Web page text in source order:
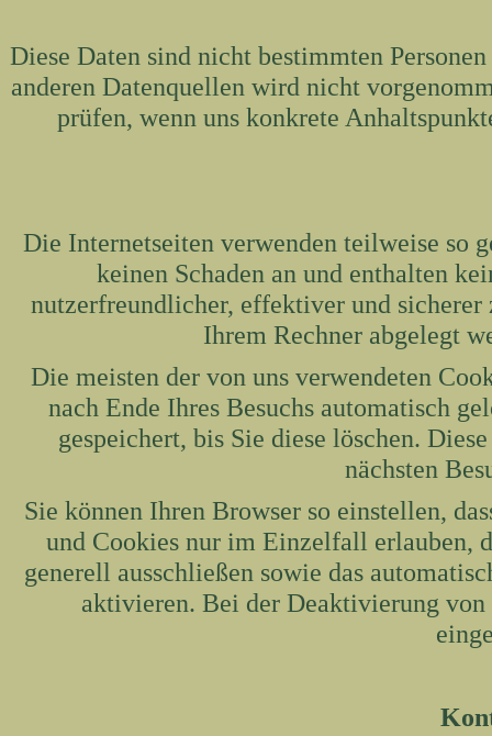
Diese Daten sind nicht bestimmten
anderen Datenquellen wird nicht
prüfen, wenn uns konkrete
Die Internetseiten verwenden teilweise so
keinen Schaden an und enthalten
nutzerfreundlicher, effektiver und
Ihrem Rechner abgelegt
Die meisten der von uns verwendeten
nach Ende Ihres Besuchs automatisch
gespeichert, bis Sie diese löschen.
nächsten
Sie können Ihren Browser so einstellen,
und Cookies nur im Einzelfall erlauben,
generell ausschließen sowie das
aktivieren. Bei der Deaktivierung